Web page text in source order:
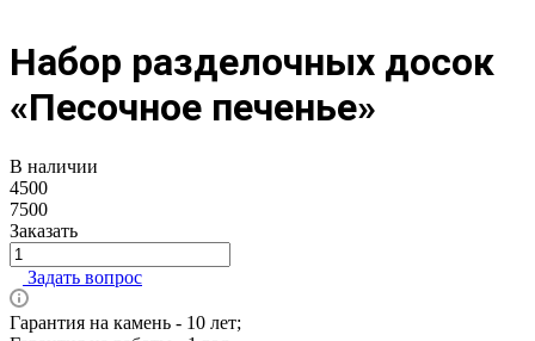
Набор разделочных досок
«Песочное печенье»
В наличии
4500
7500
Заказать
Задать вопрос
Гарантия на камень - 10 лет;